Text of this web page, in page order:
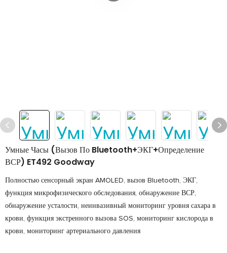
Умные Часы (вызов По Bluetooth+ЭКГ+определение
ВСР) ET492 Goodway
Полностью сенсорный экран AMOLED, вызов Bluetooth, ЭКГ,
функция микрофизического обследования, обнаружение ВСР,
обнаружение усталости, неинвазивный мониторинг уровня сахара в
крови, функция экстренного вызова SOS, мониторинг кислорода в
крови, мониторинг артериального давления